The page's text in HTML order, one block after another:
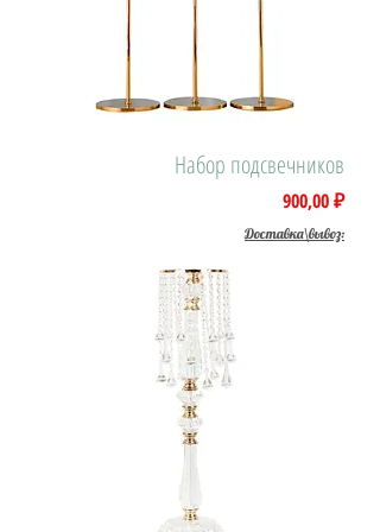
Набор подсвечников
Цена
900,00 ₽
Доставка\вывоз: